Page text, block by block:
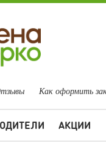
Как оформить
АКЦИИ